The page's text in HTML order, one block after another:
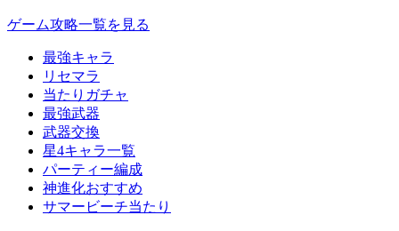
ゲーム攻略一覧を見る
最強キャラ
リセマラ
当たりガチャ
最強武器
武器交換
星4キャラ一覧
パーティー編成
神進化おすすめ
サマービーチ当たり